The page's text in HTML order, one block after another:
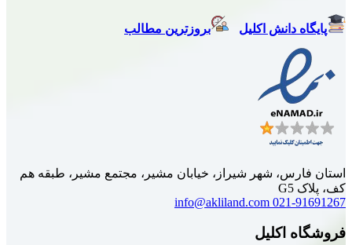
اکلیل بروزترین مطالب
شهر شیراز، خیابان مشیر، مجتمع مشیر، طبقه هم
info@akliland.com